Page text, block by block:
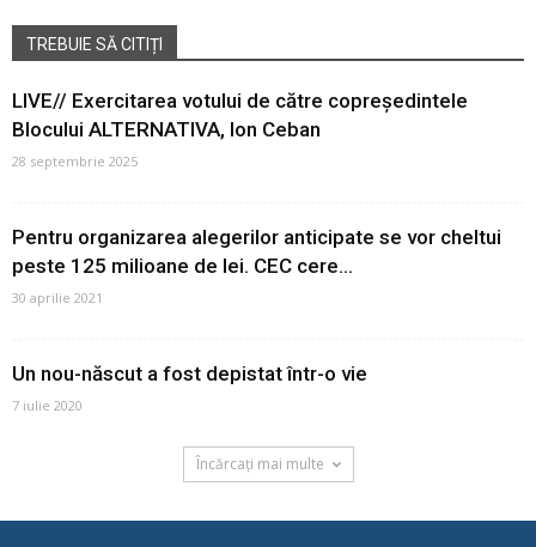
TREBUIE SĂ CITIȚI
LIVE// Exercitarea votului de către copreședintele
Blocului ALTERNATIVA, Ion Ceban
28 septembrie 2025
Pentru organizarea alegerilor anticipate se vor cheltui
peste 125 milioane de lei. CEC cere...
30 aprilie 2021
Un nou-născut a fost depistat într-o vie
7 iulie 2020
Încărcați mai multe